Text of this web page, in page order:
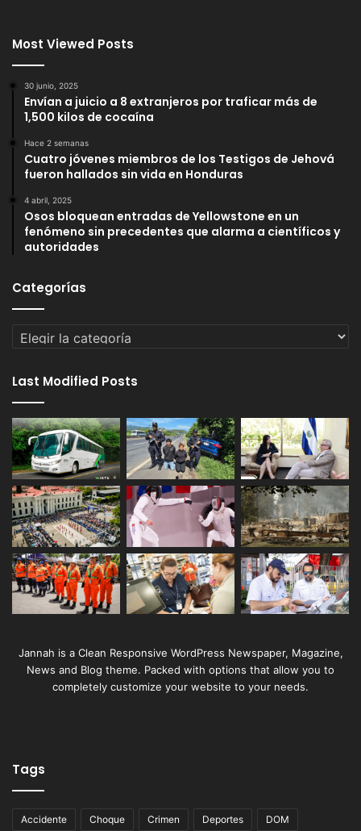
Most Viewed Posts
30 junio, 2025
Envían a juicio a 8 extranjeros por traficar más de
1,500 kilos de cocaína
Hace 2 semanas
Cuatro jóvenes miembros de los Testigos de Jehová
fueron hallados sin vida en Honduras
4 abril, 2025
Osos bloquean entradas de Yellowstone en un
fenómeno sin precedentes que alarma a científicos y
autoridades
Categorías
Categorías
Last Modified Posts
Jannah is a Clean Responsive WordPress Newspaper, Magazine,
News and Blog theme. Packed with options that allow you to
completely customize your website to your needs.
Tags
Accidente Choque Crimen Deportes DOM